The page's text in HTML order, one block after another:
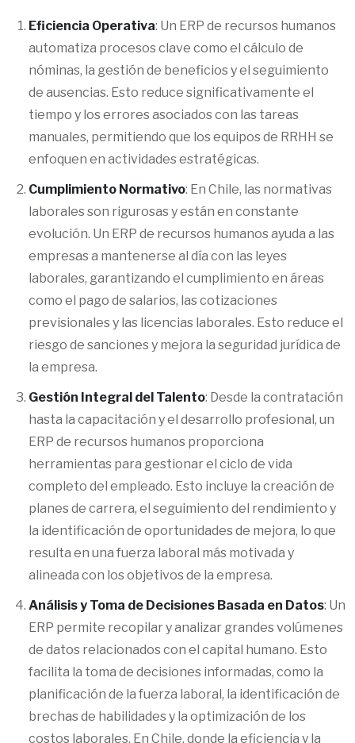
Eficiencia Operativa: Un ERP de recursos humanos
automatiza procesos clave como el cálculo de
nóminas, la gestión de beneficios y el seguimiento
de ausencias. Esto reduce significativamente el
tiempo y los errores asociados con las tareas
manuales, permitiendo que los equipos de RRHH se
enfoquen en actividades estratégicas.
Cumplimiento Normativo: En Chile, las normativas
laborales son rigurosas y están en constante
evolución. Un ERP de recursos humanos ayuda a las
empresas a mantenerse al día con las leyes
laborales, garantizando el cumplimiento en áreas
como el pago de salarios, las cotizaciones
previsionales y las licencias laborales. Esto reduce el
riesgo de sanciones y mejora la seguridad jurídica de
la empresa.
Gestión Integral del Talento: Desde la contratación
hasta la capacitación y el desarrollo profesional, un
ERP de recursos humanos proporciona
herramientas para gestionar el ciclo de vida
completo del empleado. Esto incluye la creación de
planes de carrera, el seguimiento del rendimiento y
la identificación de oportunidades de mejora, lo que
resulta en una fuerza laboral más motivada y
alineada con los objetivos de la empresa.
Análisis y Toma de Decisiones Basada en Datos: Un
ERP permite recopilar y analizar grandes volúmenes
de datos relacionados con el capital humano. Esto
facilita la toma de decisiones informadas, como la
planificación de la fuerza laboral, la identificación de
brechas de habilidades y la optimización de los
costos laborales. En Chile, donde la eficiencia y la